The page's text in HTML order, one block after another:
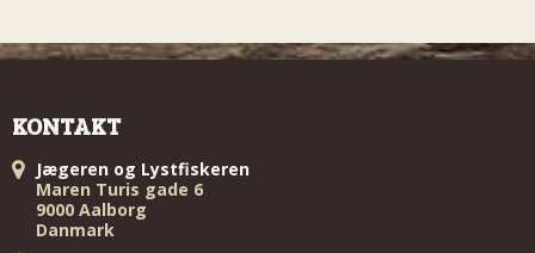
KONTAKT
Jægeren og Lystfiskeren
Maren Turis gade 6
9000 Aalborg
Danmark